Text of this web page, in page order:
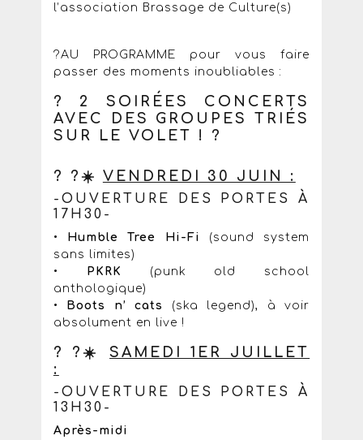
l’association Brassage de Culture(s)
?AU PROGRAMME pour vous faire
passer des moments inoubliables :
? 2 SOIRÉES CONCERTS
AVEC DES GROUPES TRIÉS
SUR LE VOLET ! ?
? ?☀️ VENDREDI 30 JUIN :
-OUVERTURE DES PORTES À
17H30-
• Humble Tree Hi-Fi
(sound system
sans limites)
• PKRK (punk old school
anthologique)
• Boots n’ cats (ska legend), à voir
absolument en live !
? ?☀️SAMEDI 1ER JUILLET
:
-OUVERTURE DES PORTES À
13H30-
Après-midi